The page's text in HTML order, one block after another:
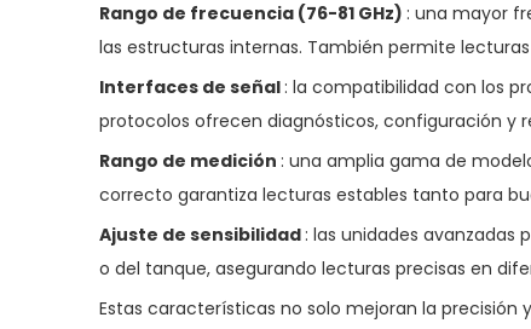
Rango de frecuencia (76-81 GHz) : una mayor
las estructuras internas. También permite
Interfaces de señal : la compatibilidad con los
protocolos ofrecen diagnósticos, configuración y
Rango de medición : una amplia gama de
correcto garantiza lecturas estables tanto para
Ajuste de sensibilidad : las unidades
o del tanque, asegurando lecturas precisas en
Estas características no solo mejoran la